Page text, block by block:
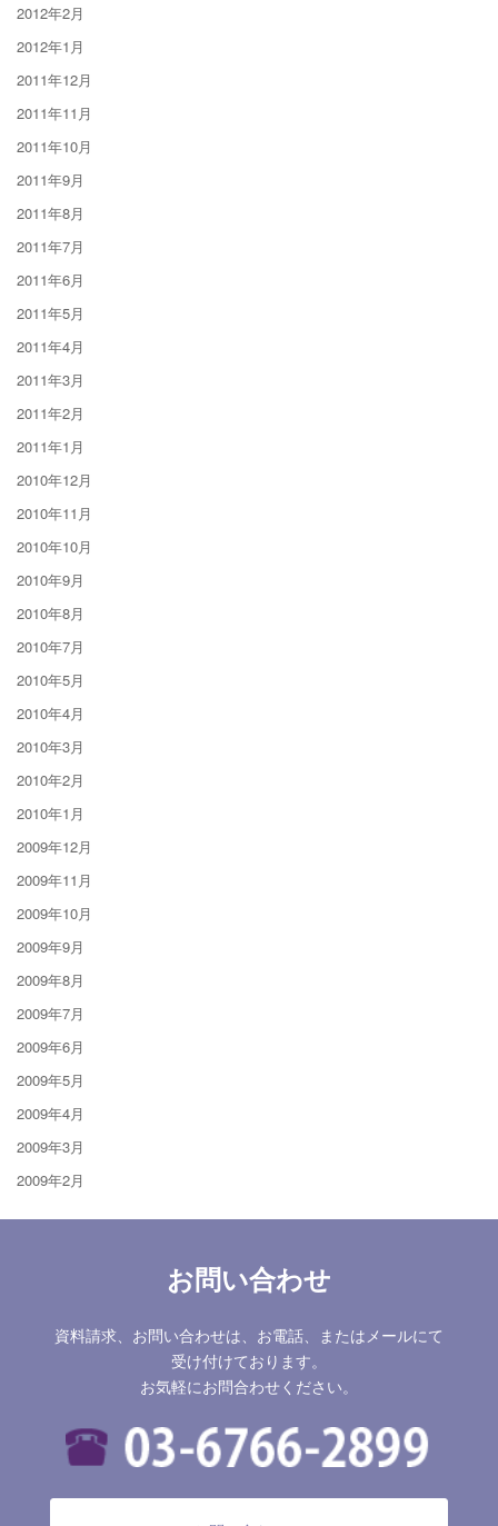
2012年2月
2012年1月
2011年12月
2011年11月
2011年10月
2011年9月
2011年8月
2011年7月
2011年6月
2011年5月
2011年4月
2011年3月
2011年2月
2011年1月
2010年12月
2010年11月
2010年10月
2010年9月
2010年8月
2010年7月
2010年5月
2010年4月
2010年3月
2010年2月
2010年1月
2009年12月
2009年11月
2009年10月
2009年9月
2009年8月
2009年7月
2009年6月
2009年5月
2009年4月
2009年3月
2009年2月
お問い合わせ
資料請求、お問い合わせは、お電話、またはメールにて
受け付けております。
お気軽にお問合わせください。